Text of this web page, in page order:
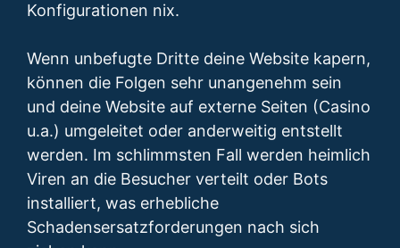
Konfigurationen nix.
Wenn unbefugte Dritte deine Website kapern,
können die Folgen sehr unangenehm sein
und deine Website auf externe Seiten (Casino
u.a.) umgeleitet oder anderweitig entstellt
werden. Im schlimmsten Fall werden heimlich
Viren an die Besucher verteilt oder Bots
installiert, was erhebliche
Schadensersatzforderungen nach sich